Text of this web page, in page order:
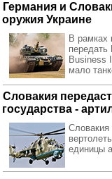
Германия и
оружия Украине
В рамках
передать
Business
мало
Словакия
государства -
Словакия
единицы